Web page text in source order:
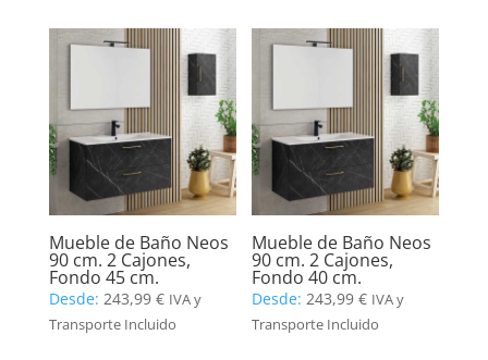
Mueble de Baño Neos
90 cm. 2 Cajones,
Fondo 45 cm.
Desde: 243,99 € IVA y
Transporte Incluido
Mueble de Baño Neos
90 cm. 2 Cajones,
Fondo 40 cm.
Desde:243,99€ IVA y
Transporte Incluido